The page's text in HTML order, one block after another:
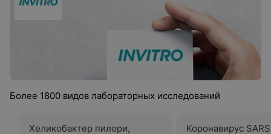
Более 1800 видов лабораторных исследований
Хеликобактер пилори,
Коронавирус